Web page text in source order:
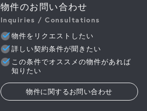
物件のお問い合わせ
Inquiries / Consultations
物件をリクエストしたい
詳しい契約条件が聞きたい
この条件でオススメの物件があれば
知りたい
物件に関するお問い合わせ